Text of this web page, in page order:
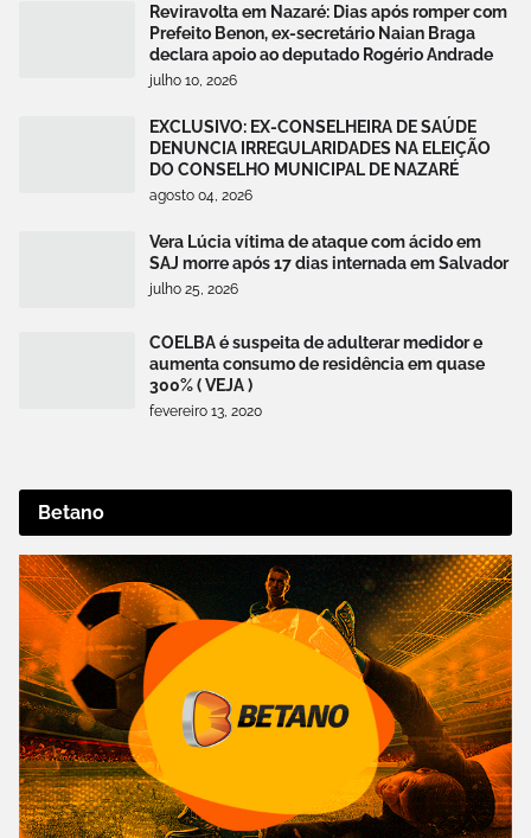
Reviravolta em Nazaré: Dias após romper com
Prefeito Benon, ex-secretário Naian Braga
declara apoio ao deputado Rogério Andrade
julho 10, 2026
EXCLUSIVO: EX-CONSELHEIRA DE SAÚDE
DENUNCIA IRREGULARIDADES NA ELEIÇÃO
DO CONSELHO MUNICIPAL DE NAZARÉ
agosto 04, 2026
Vera Lúcia vítima de ataque com ácido em
SAJ morre após 17 dias internada em Salvador
julho 25, 2026
COELBA é suspeita de adulterar medidor e
aumenta consumo de residência em quase
300% ( VEJA )
fevereiro 13, 2020
Betano